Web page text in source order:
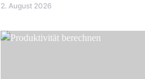
2. August 2026